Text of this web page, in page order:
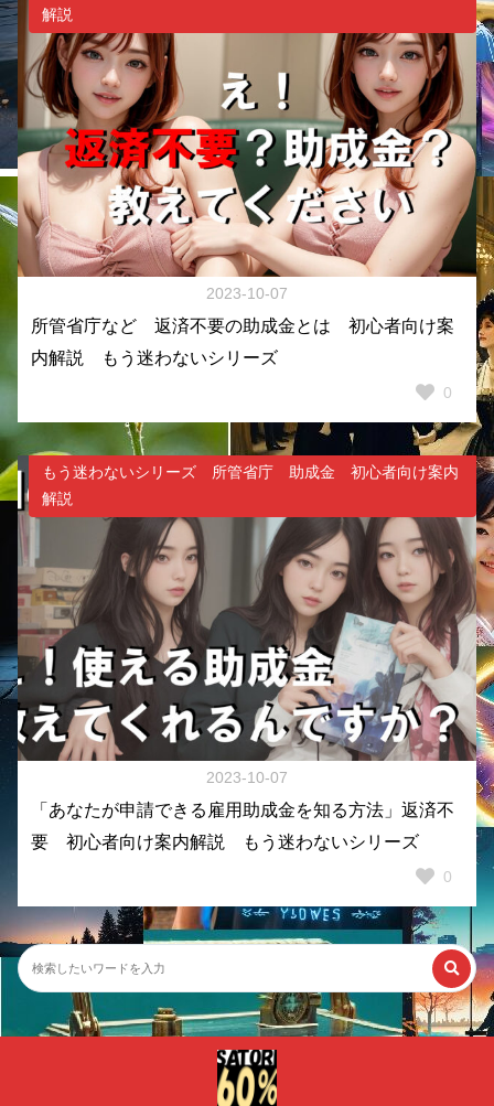
解説
2023-10-07
所管省庁など 返済不要の助成金とは 初心者向け案
内解説 もう迷わないシリーズ
0
もう迷わないシリーズ 所管省庁 助成金 初心者向け案内
解説
2023-10-07
「あなたが申請できる雇用助成金を知る方法」返済不
要 初心者向け案内解説 もう迷わないシリーズ
0